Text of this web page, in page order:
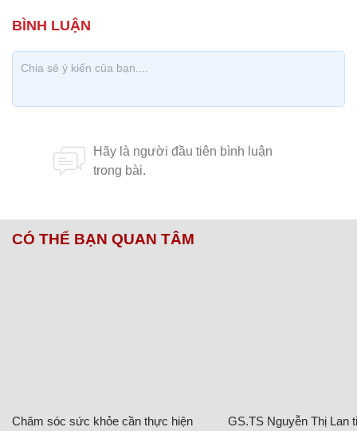
CÓ THỂ BẠN QUAN TÂM
Chăm sóc sức khỏe cần thực hiện
GS.TS Nguyễn Thị Lan